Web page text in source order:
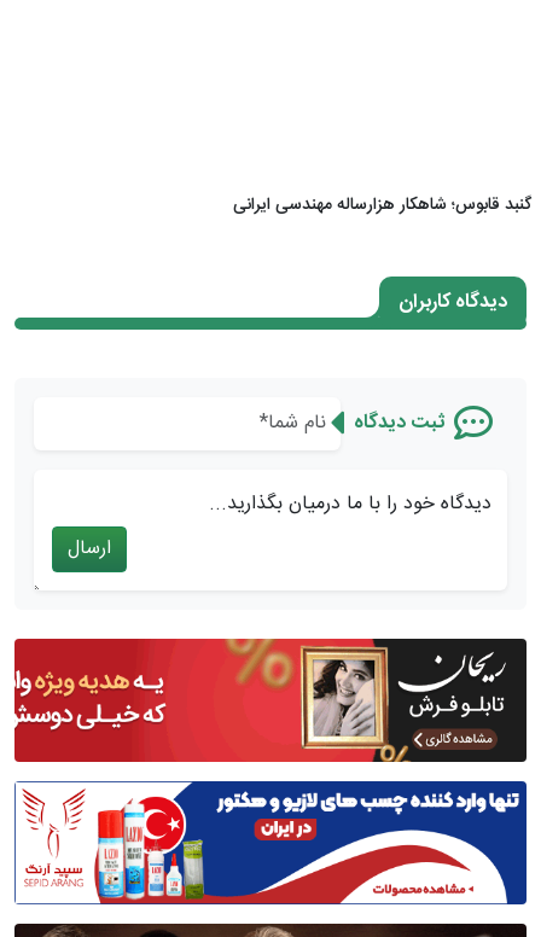
گنبد قابوس؛ شاهکار هزارساله مهندسی ایرانی
دیدگاه کاربران
ثبت دیدگاه
دیدگاه خود را با ما درمیان بگذارید...
ارسال